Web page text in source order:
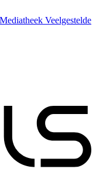
Mediatheek Veelgestelde